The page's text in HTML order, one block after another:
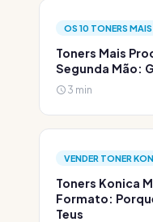
OS 10 TONERS
Toners Mais
Segunda Mão:
3 min
VENDER TONER
Toners Konica
Formato:
Teus